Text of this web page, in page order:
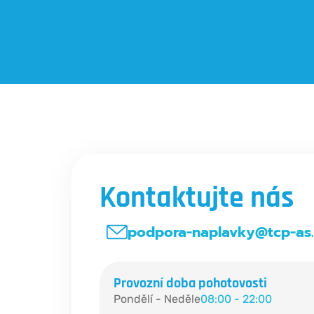
Kontaktujte nás
podpora-naplavky@tcp-
Provozní doba pohotovosti
Pondělí - Neděle08:00 - 22:00